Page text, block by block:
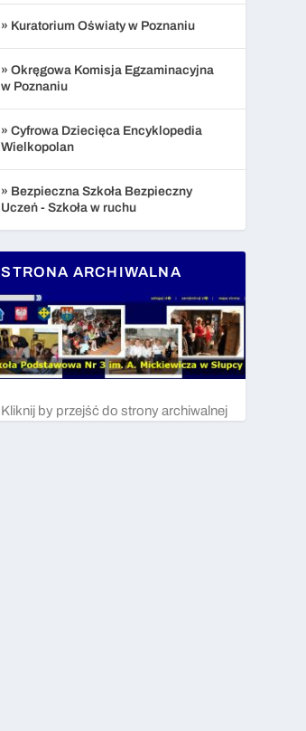
» Kuratorium Oświaty w Poznaniu
» Okręgowa Komisja Egzaminacyjna
w Poznaniu
» Cyfrowa Dziecięca Encyklopedia
Wielkopolan
» Bezpieczna Szkoła Bezpieczny
Uczeń - Szkoła w ruchu
STRONA ARCHIWALNA
Kliknij by przejść do strony archiwalnej